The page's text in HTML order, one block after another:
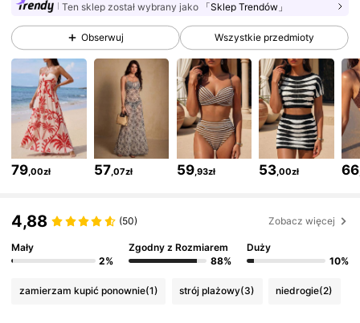
4,82 377K Obserwujący
4,82 377K Obserwujący
377K Obserwujący
377K Obserwujący
Ten sklep został wybrany jako 「Sklep Trendów」
Obserwuj Wszystkie przedmioty
79,00zł 57,07zł 59,93zł 53,00zł 66
4,88 (50) Zobacz więcej
Mały
2%
Zgodny z Rozmiarem
88%
Duży
10%
zamierzam kupić ponownie(1) strój plażowy(3) niedrogie(2)